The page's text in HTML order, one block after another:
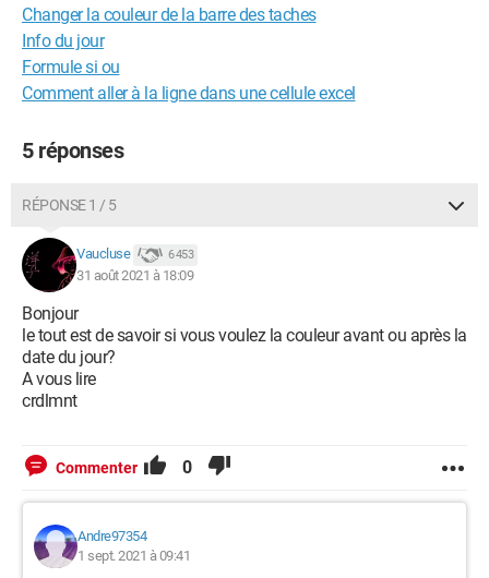
Changer la couleur de la barre des taches
Info du jour
Formule si ou
Comment aller à la ligne dans une cellule excel
5 réponses
RÉPONSE 1 / 5
Vaucluse 6 453
31 août 2021 à 18:09
Bonjour
le tout est de savoir si vous voulez la couleur avant ou après la
date du jour?
A vous lire
crdlmnt
Commenter 0
Andre97354
1 sept. 2021 à 09:41